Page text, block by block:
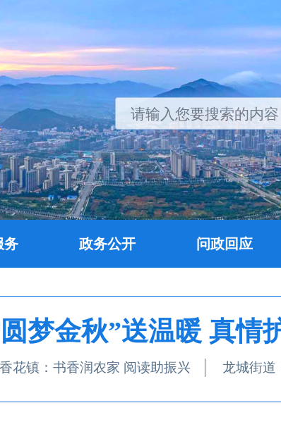
务 政务公开 问政回应
梦金秋”送温暖 真情
香花镇：书香润农家 阅读助振兴 龙城街道